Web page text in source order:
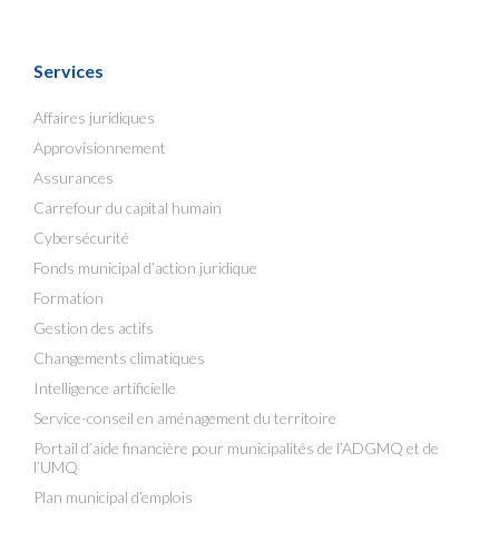
Services
Affaires juridiques
Approvisionnement
Assurances
Carrefour du capital humain
Cybersécurité
Fonds municipal d’action juridique
Formation
Gestion des actifs
Changements climatiques
Intelligence artificielle
Service-conseil en aménagement du territoire
Portail d’aide financière pour municipalités de l’ADGMQ et de
l’UMQ
Plan municipal d’emplois